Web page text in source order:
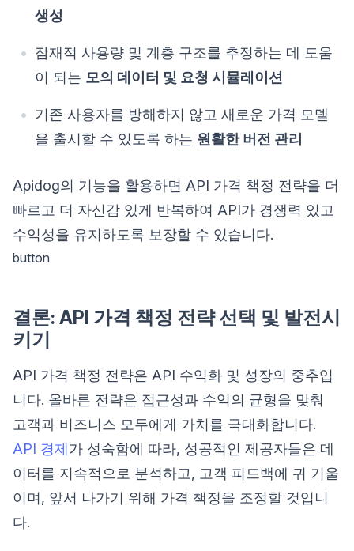
생성
잠재적 사용량 및 계층 구조를 추정하는 데 도움
이 되는 모의 데이터 및 요청 시뮬레이션
기존 사용자를 방해하지 않고 새로운 가격 모델
을 출시할 수 있도록 하는 원활한 버전 관리
Apidog의 기능을 활용하면 API 가격 책정 전략을 더
빠르고 더 자신감 있게 반복하여 API가 경쟁력 있고
수익성을 유지하도록 보장할 수 있습니다.
button
결론: API 가격 책정 전략 선택 및 발전시
키기
API 가격 책정 전략은 API 수익화 및 성장의 중추입
니다. 올바른 전략은 접근성과 수익의 균형을 맞춰
고객과 비즈니스 모두에게 가치를 극대화합니다.
API 경제가 성숙함에 따라, 성공적인 제공자들은 데
이터를 지속적으로 분석하고, 고객 피드백에 귀 기울
이며, 앞서 나가기 위해 가격 책정을 조정할 것입니
다.